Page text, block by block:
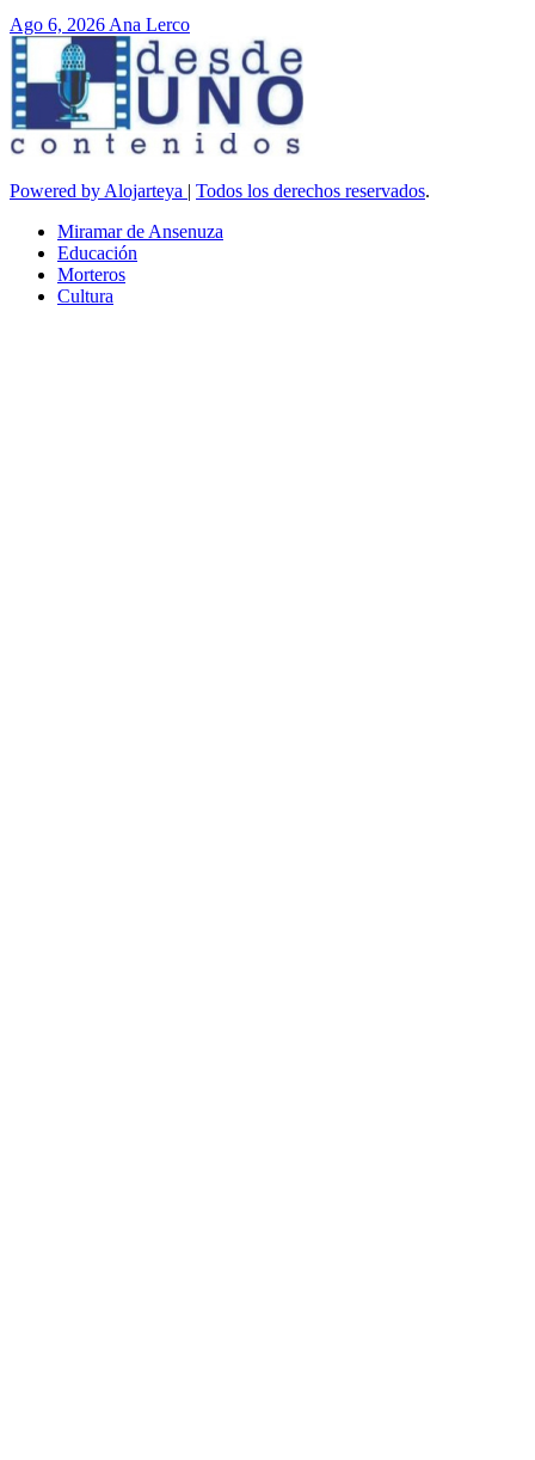
Ago 6, 2026Ana Lerco
Powered by Alojarteya Todos los derechos reservados.
Miramar de Ansenuza
Educación
Morteros
Cultura